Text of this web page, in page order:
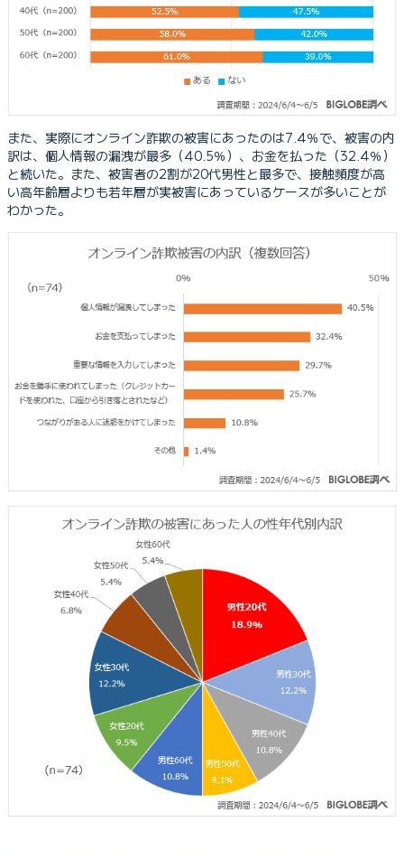
また、実際にオンライン詐欺の被害にあったのは7.4％で、被害の内
訳は、個人情報の漏洩が最多（40.5％）、お金を払った（32.4％）
と続いた。また、被害者の2割が20代男性と最多で、接触頻度が高
い高年齢層よりも若年層が実被害にあっているケースが多いことが
わかった。